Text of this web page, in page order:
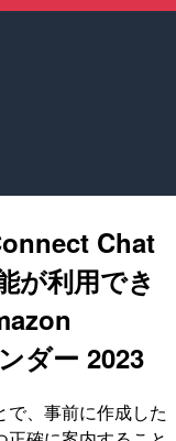
Chat
が利用でき
ダー 2023
で、事前に作成した